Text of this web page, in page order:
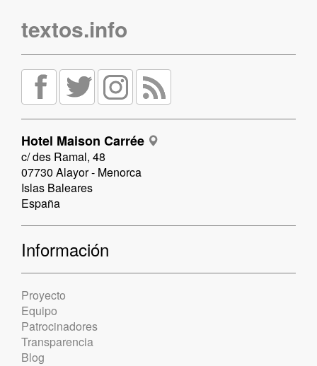
textos.info
Hotel Maison Carrée
c/ des Ramal, 48
07730 Alayor - Menorca
Islas Baleares
España
Información
Proyecto
Equipo
Patrocinadores
Transparencia
Blog